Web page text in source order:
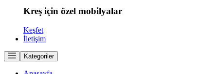
Kreş için özel mobilyalar
Keşfet
İletişim
Kategoriler